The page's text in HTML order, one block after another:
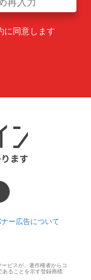
に同意します
ー広告について
ビスが、著作権者からコ
あることを示す登録商標